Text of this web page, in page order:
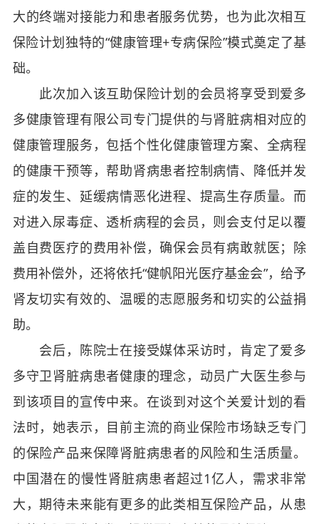
大的终端对接能力和患者服务优势，也为此次相互
保险计划独特的“健康管理+专病保险”模式奠定了基
础。
此次加入该互助保险计划的会员将享受到爱多
多健康管理有限公司专门提供的与肾脏病相对应的
健康管理服务，包括个性化健康管理方案、全病程
的健康干预等，帮助肾病患者控制病情、降低并发
症的发生、延缓病情恶化进程、提高生存质量。而
对进入尿毒症、透析病程的会员，则会支付足以覆
盖自费医疗的费用补偿，确保会员有病敢就医；除
费用补偿外，还将依托“健帆阳光医疗基金会”，给予
肾友切实有效的、温暖的志愿服务和切实的公益捐
助。
会后，陈院士在接受媒体采访时，肯定了爱多
多守卫肾脏病患者健康的理念，动员广大医生参与
到该项目的宣传中来。在谈到对这个关爱计划的看
法时，她表示，目前主流的商业保险市场缺乏专门
的保险产品来保障肾脏病患者的风险和生活质量。
中国潜在的慢性肾脏病患者超过1亿人，需求非常
大，期待未来能有更多的此类相互保险产品，从患